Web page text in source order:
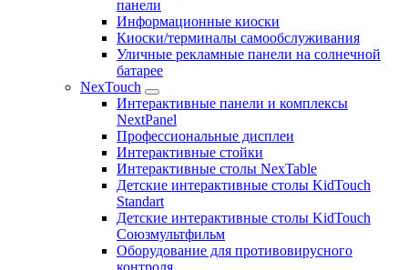
панели
Информационные киоски
Киоски/терминалы самообслуживания
Уличные рекламные панели на солнечной
батарее
NexTouch
Интерактивные панели и комплексы
NextPanel
Профессиональные дисплеи
Интерактивные стойки
Интерактивные столы NexTable
Детские интерактивные столы KidTouch
Standart
Детские интерактивные столы KidTouch
Союзмультфильм
Оборудование для противовирусного